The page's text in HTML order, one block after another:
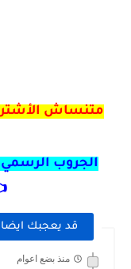
متنساش
الجروب
قد يعجبك ايضا
منذ بضع اعوام